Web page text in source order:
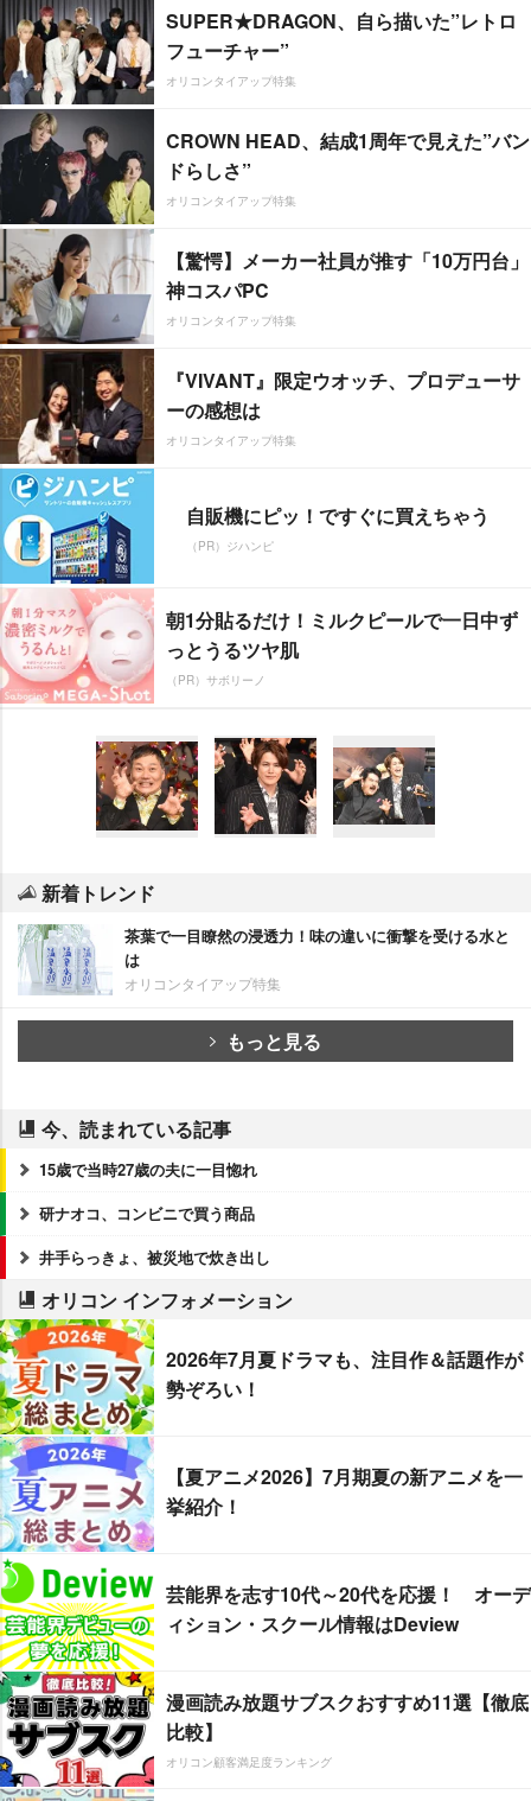
SUPER★DRAGON、自ら描いた”レトロ
フューチャー”
オリコンタイアップ特集
CROWN HEAD、結成1周年で見えた”バン
ドらしさ”
オリコンタイアップ特集
【驚愕】メーカー社員が推す「10万円台」
神コスパPC
オリコンタイアップ特集
『VIVANT』限定ウオッチ、プロデューサ
ーの感想は
オリコンタイアップ特集
自販機にピッ！ですぐに買えちゃう
（PR）ジハンピ
朝1分貼るだけ！ミルクピールで一日中ず
っとうるツヤ肌
（PR）サボリーノ
新着トレンド
茶葉で一目瞭然の浸透力！味の違いに衝撃を受ける水と
は
オリコンタイアップ特集
もっと見る
今、読まれている記事
15歳で当時27歳の夫に一目惚れ
研ナオコ、コンビニで買う商品
井手らっきょ、被災地で炊き出し
オリコン インフォメーション
2026年7月夏ドラマも、注目作＆話題作が
勢ぞろい！
【夏アニメ2026】7月期夏の新アニメを一
挙紹介！
芸能界を志す10代～20代を応援！ オーデ
ィション・スクール情報はDeview
漫画読み放題サブスクおすすめ11選【徹底
比較】
オリコン顧客満足度ランキング